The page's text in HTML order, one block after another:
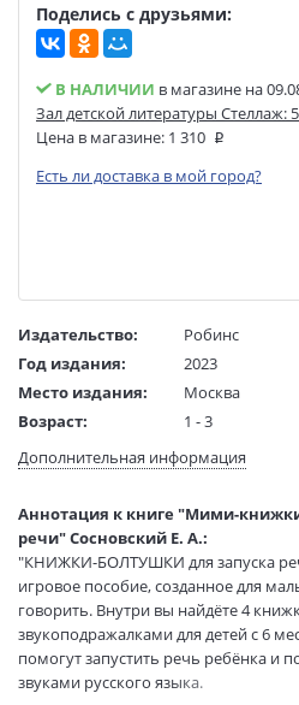
Поделись с друзьями:
В НАЛИЧИИ в магазине на
Зал детской литературы Стеллаж:
Цена в магазине: 1 310
Есть ли доставка в мой город?
Издательство:
Робинс
Год издания:
2023
Место издания:
Москва
Возраст:
1 - 3
Язык текста:
русский
Тип обложки:
Коробка
Иллюстраторы:
Митченко
Размеры в мм
(ДхШхВ):
180x162x43
Вес:
635 гр.
Код товара:
1129531
Артикул:
УТ000002373
Дополнительная информация
Аннотация к книге "Мими-
речи" Сосновский Е. А.:
"КНИЖКИ-БОЛТУШКИ для запуска
игровое пособие, созданное для
говорить. Внутри вы найдёте 4
звукоподражалками для детей с 6
помогут запустить речь ребёнка и
звуками русского языка.